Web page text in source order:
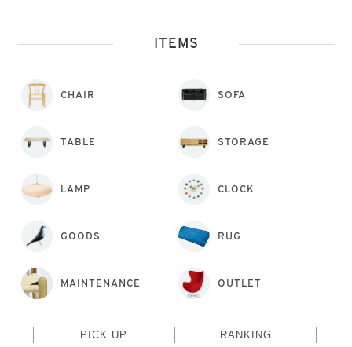
ITEMS
CHAIR SOFA
TABLE STORAGE
LAMP CLOCK
GOODS RUG
MAINTENANCE OUTLET
PICK UP RANKING